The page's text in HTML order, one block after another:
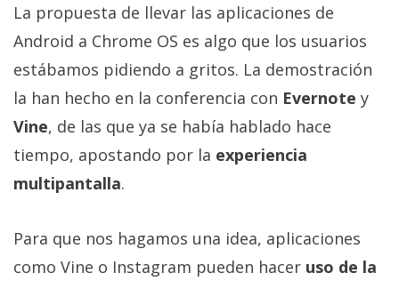
comparativas,
trucos y
tutoriales.
Informático
(CC) 2006-
2026.Algunos
derechos
reservados
La propuesta de llevar las aplicaciones de
Android a Chrome OS es algo que los usuarios
estábamos pidiendo a gritos. La demostración
la han hecho en la conferencia con Evernote y
Vine, de las que ya se había hablado hace
tiempo, apostando por la experiencia
multipantalla.
Para que nos hagamos una idea, aplicaciones
como Vine o Instagram pueden hacer uso de la